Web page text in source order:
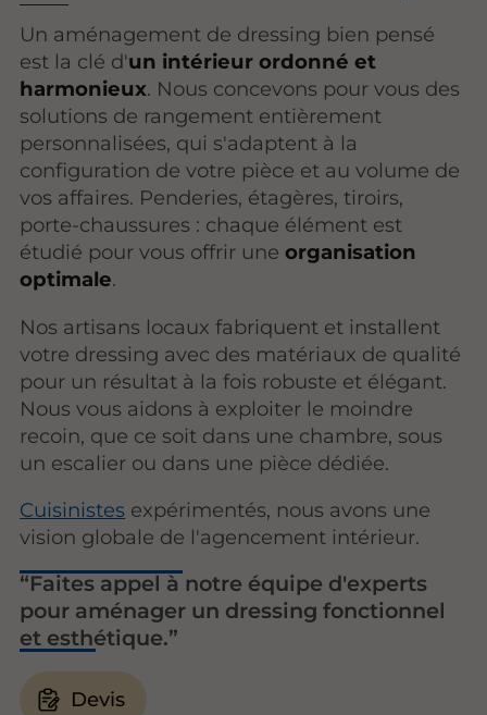
Un aménagement de dressing bien pensé
est la clé d'un intérieur ordonné et
harmonieux. Nous concevons pour vous des
solutions de rangement entièrement
personnalisées, qui s'adaptent à la
configuration de votre pièce et au volume de
vos affaires. Penderies, étagères, tiroirs,
porte-chaussures : chaque élément est
étudié pour vous offrir uneorganisation
optimale.
Nos artisans locaux fabriquent et installent
votre dressing avec des matériaux de qualité
pour un résultat à la fois robuste et élégant.
Nous vous aidons à exploiter le moindre
recoin, que ce soit dans une chambre, sous
un escalier ou dans une pièce dédiée.
Cuisinistes expérimentés, nous avons une
vision globale de l'agencement intérieur.
Faites appel à notre équipe d'experts
pour aménager un dressing fonctionnel
et esthétique.
Devis